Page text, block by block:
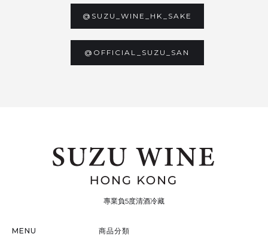
@SUZU_WINE_HK_SAKE
@OFFICIAL_SUZU_SAN
專業負5度清酒冷藏
MENU 商品分類